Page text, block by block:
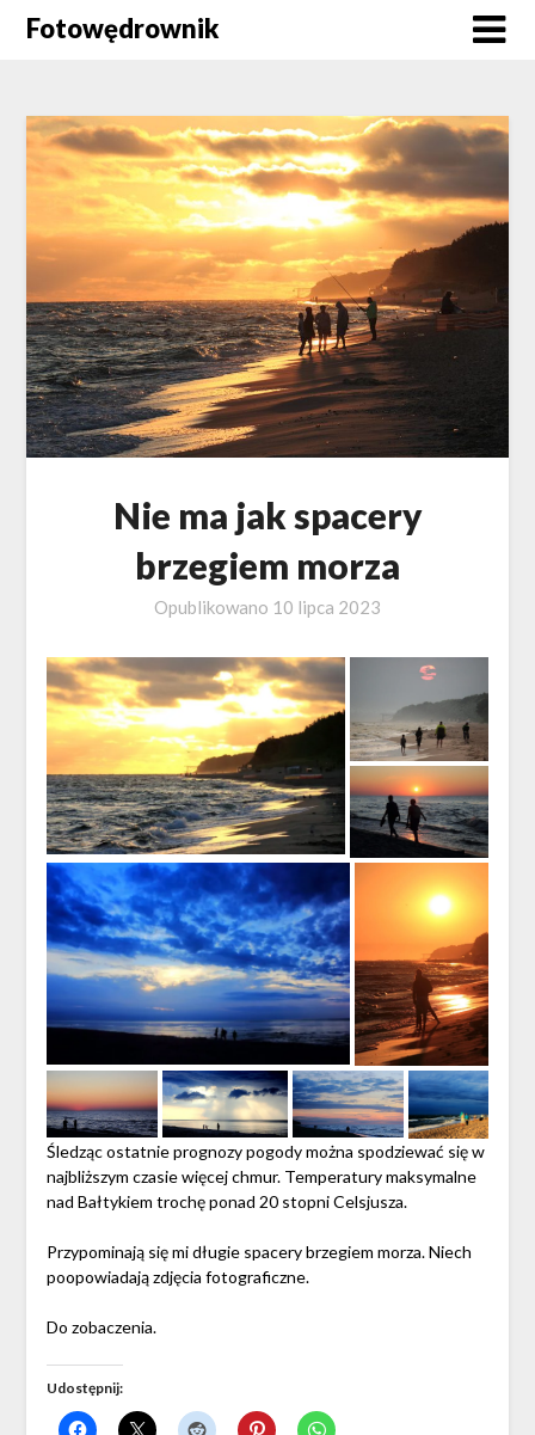
SkipFotowędrownik
Nie ma jak spacery
brzegiem morza
Opublikowano 10 lipca 2023
Śledząc ostatnie prognozy pogody można spodziewać się w
najbliższym czasie więcej chmur. Temperatury maksymalne
nad Bałtykiem trochę ponad 20 stopni Celsjusza.
Przypominają się mi długie spacery brzegiem morza. Niech
poopowiadają zdjęcia fotograficzne.
Do zobaczenia.
Udostępnij: